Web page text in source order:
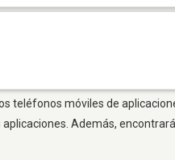
teléfonos móviles de
Además,